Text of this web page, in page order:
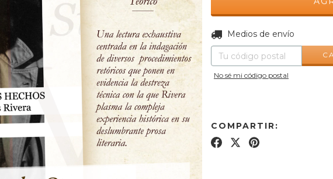
Entregas para el CP:
Medios de envío
No sé mi código postal
COMPARTIR: